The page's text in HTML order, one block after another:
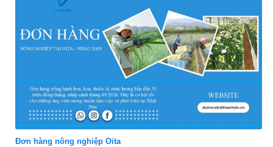
Đơn hàng nông nghiệp Oita